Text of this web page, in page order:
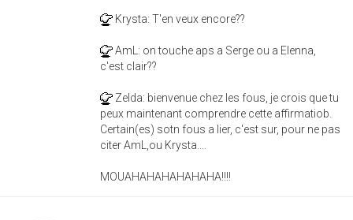
Krysta: T'en veux encore??
AmL: on touche aps a Serge ou a Elenna,
c'est clair??
Zelda: bienvenue chez les fous, je crois que tu
peux maintenant comprendre cette affirmatiob.
Certain(es) sotn fous a lier, c'est sur, pour ne pas
citer AmL,ou Krysta....
MOUAHAHAHAHAHAHA!!!!